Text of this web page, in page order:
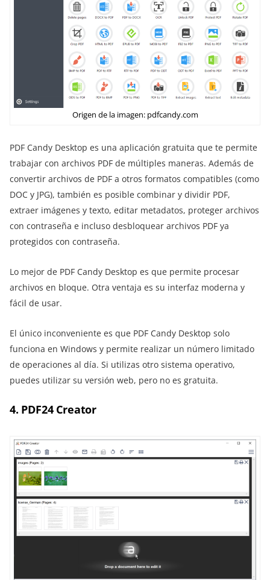
Origen de la imagen: pdfcandy.com
PDF Candy Desktop es una aplicación gratuita que te permite
trabajar con archivos PDF de múltiples maneras. Además de
convertir archivos de PDF a otros formatos compatibles (como
DOC y JPG), también es posible combinar y dividir PDF,
extraer imágenes y texto, editar metadatos, proteger archivos
con contraseña e incluso desbloquear archivos PDF ya
protegidos con contraseña.
Lo mejor de PDF Candy Desktop es que permite procesar
archivos en bloque. Otra ventaja es su interfaz moderna y
fácil de usar.
El único inconveniente es que PDF Candy Desktop solo
funciona en Windows y permite realizar un número limitado
de operaciones al día. Si utilizas otro sistema operativo,
puedes utilizar su versión web, pero no es gratuita.
4. PDF24 Creator